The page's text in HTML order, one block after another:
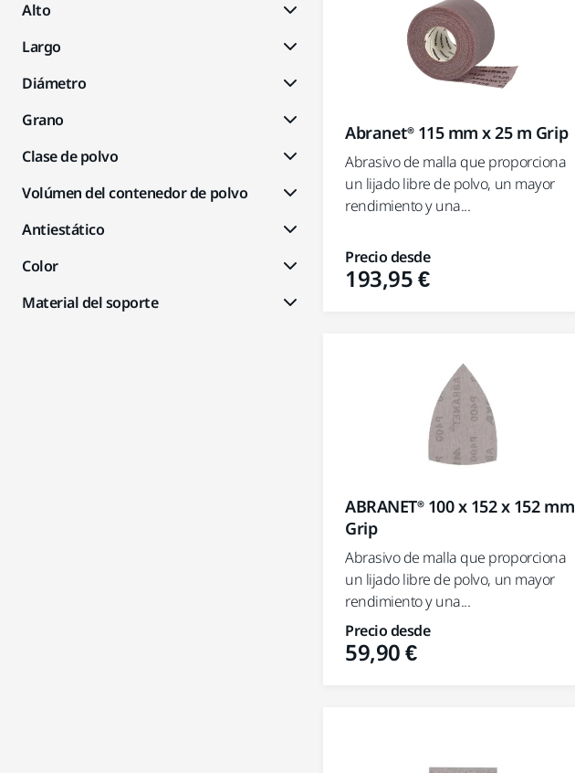
Alto
Largo
Diámetro
Grano
Clase de polvo
Volúmen del contenedor de polvo
Antiestático
Color
Material del soporte
Abranet® 115 mm x 25 m Grip
Abrasivo de malla que proporciona
un lijado libre de polvo, un mayor
rendimiento y una...
Precio desde
193,95 €
ABRANET® 100 x 152 x 152 mm
Grip
Abrasivo de malla que proporciona
un lijado libre de polvo, un mayor
rendimiento y una...
Precio desde
59,90 €